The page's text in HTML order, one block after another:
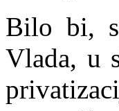
Bilo bi,
Vlada, u